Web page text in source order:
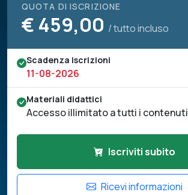
QUOTA DI ISCRIZIONE
€ 459,00 / tutto incluso
Scadenza iscrizioni
11-08-2026
Materiali didattici
Accesso illimitato a tutti i contenuti
Iscriviti subito
Ricevi informazioni